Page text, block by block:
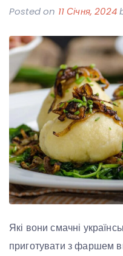
Posted on 11 Січня, 2024
Які вони смачні
приготувати з фаршем